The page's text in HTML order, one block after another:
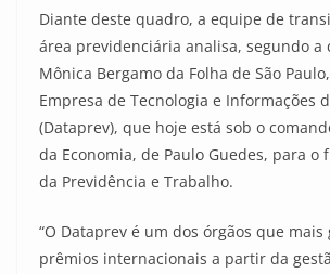
Diante deste quadro, a equipe de
área previdenciária analisa, segundo a
Mônica Bergamo da Folha de São
Empresa de Tecnologia e Informações
(Dataprev), que hoje está sob o
da Economia, de Paulo Guedes, para
da Previdência e Trabalho.
“O Dataprev é um dos órgãos que mais
prêmios internacionais a partir da